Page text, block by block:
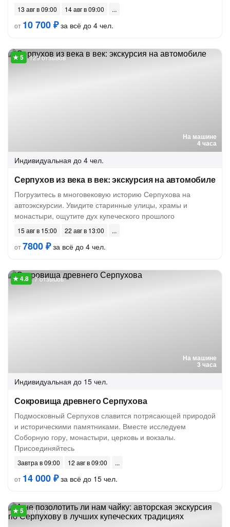
13 авг в 09:00
14 авг в 09:00
от 10 700 ₽за всё до 4 чел.
На машине
4 часа
129 отзывов
Индивидуальная до 4 чел.
Серпухов из века в век: экскурсия на автомобиле
Погрузитесь в многовековую историю Серпухова на
автоэкскурсии. Увидите старинные улицы, храмы и
монастыри, ощутите дух купеческого прошлого
15 авг в 15:00
22 авг в 13:00
от7800 ₽за всё до 4 чел.
На машине
3 часа
7 отзывов
Индивидуальная до 15 чел.
Сокровища древнего Серпухова
Подмосковный Серпухов славится потрясающей природой
и историческими памятниками. Вместе исследуем
Соборную гору, монастыри, церковь и вокзалы.
Присоединяйтесь
Завтра в 09:00
12 авг в 09:00
от 14 000 ₽за всё до 15 чел.
10 отзывов